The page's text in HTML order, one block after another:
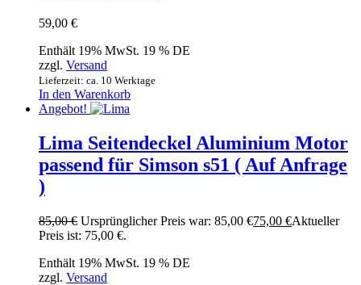
59,00 €
Enthält 19% MwSt. 19 % DE
zzgl. Versand
Lieferzeit: ca. 10 Werktage
In den Warenkorb
Angebot!
Lima Seitendeckel Aluminium Motor
passend für Simson s51 ( Auf Anfrage
)
85,00€ Ursprünglicher Preis war: 85,00 €75,00 €Aktueller
Preis ist: 75,00 €.
Enthält 19% MwSt. 19 % DE
zzgl. Versand